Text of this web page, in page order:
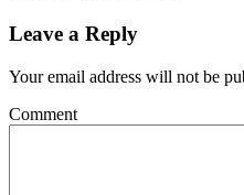
Leave a Reply
Your email address will not be
Comment